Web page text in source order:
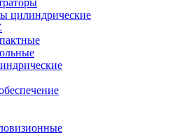
цилиндрические